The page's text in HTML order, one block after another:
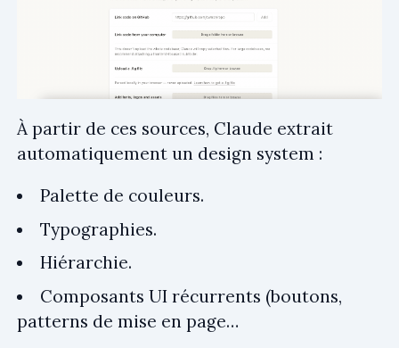
À partir de ces sources, Claude extrait
automatiquement un design system :
Palette de couleurs.
Typographies.
Hiérarchie.
Composants UI récurrents (boutons,
patterns de mise en page…